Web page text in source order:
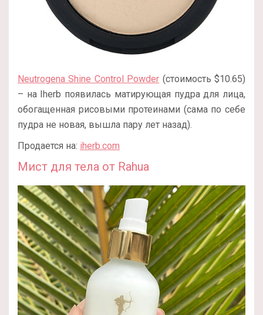
Neutrogena Shine Control Powder (стоимость $10.65)
– на Iherb появилась матирующая пудра для лица,
обогащенная рисовыми протеинами (сама по себе
пудра не новая, вышла пару лет назад).
Продается на: iherb.com
Мист для тела от Rahua